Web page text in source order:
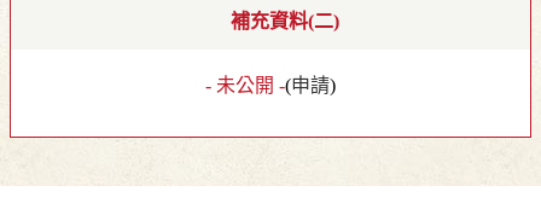
補充資料(二)
- 未公開 -(申請)